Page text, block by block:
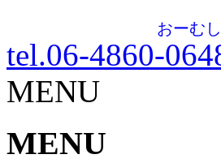
tel.06-4860-
おーむ
MENU
MENU